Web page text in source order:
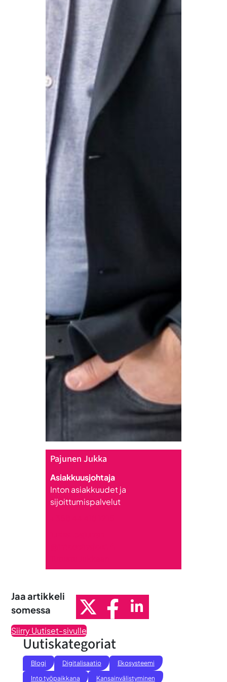
Pajunen Jukka
Asiakkuusjohtaja
Inton asiakkuudet ja
sijoittumispalvelut
Jaa artikkeli
somessa
Siirry Uutiset-sivulle
Uutiskategoriat
Blogi Digitalisaatio
Ekosysteemi
Into työpaikkana
Kansainvälistyminen